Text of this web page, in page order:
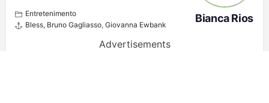
Entretenimento
Bless, Bruno Gagliasso, Giovanna Ewbank
Bianca Rios
Advertisements